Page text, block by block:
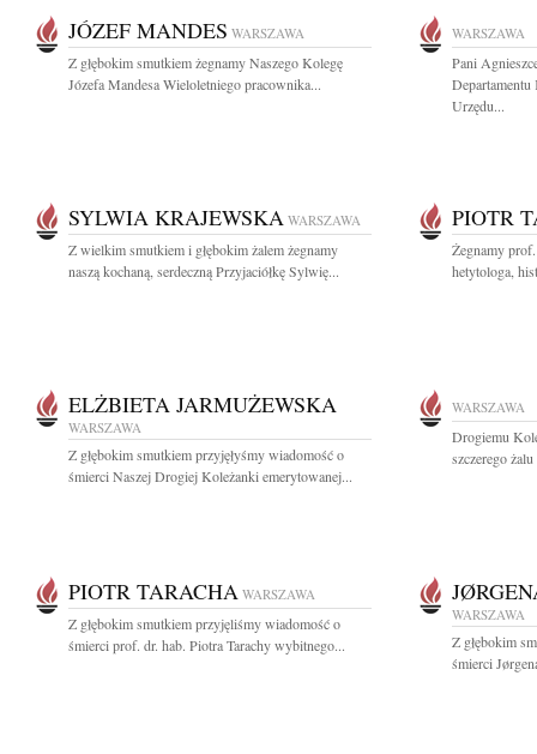
JÓZEF MANDES WARSZAWA
Z głębokim smutkiem żegnamy Naszego Kolegę
Józefa Mandesa Wieloletniego pracownika...
WARSZAWA
Pani
Urzędu...
SYLWIA KRAJEWSKA WARSZAWA
Z wielkim smutkiem i głębokim żalem żegnamy
naszą kochaną, serdeczną Przyjaciółkę Sylwię...
PIOTR
Żegnamy
hetytologa,
ELŻBIETA JARMUŻEWSKA
WARSZAWA
Z głębokim smutkiem przyjęłyśmy wiadomość o
śmierci Naszej Drogiej Koleżanki emerytowanej...
WARSZAWA
Drogiemu
szczerego
PIOTR TARACHA WARSZAWA
Z głębokim smutkiem przyjęliśmy wiadomość o
śmierci prof. dr. hab. Piotra Tarachy wybitnego...
WARSZAWA
Z głębokim
śmierci